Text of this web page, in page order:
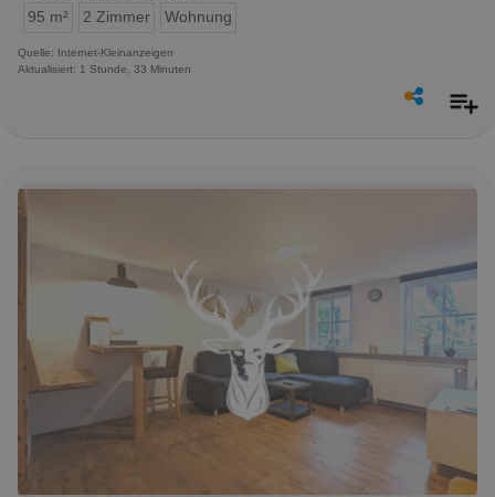
95 m²
2 Zimmer Wohnung
Quelle: Internet-Kleinanzeigen
Aktualisiert: 1 Stunde, 33 Minuten